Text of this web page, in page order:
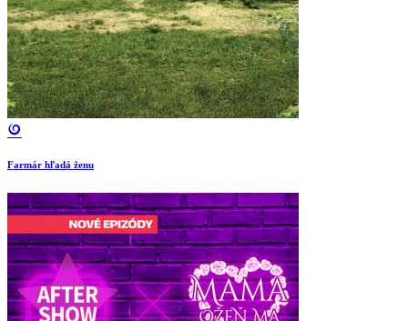
Farmár hľadá ženu